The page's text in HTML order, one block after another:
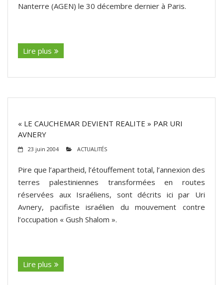
Nanterre (AGEN) le 30 décembre dernier à Paris.
Lire plus
« LE CAUCHEMAR DEVIENT REALITE » PAR URI
AVNERY
23 juin 2004 ACTUALITÉS
Pire que l’apartheid, l’étouffement total, l’annexion des
terres palestiniennes transformées en routes
réservées aux Israéliens, sont décrits ici par Uri
Avnery, pacifiste israélien du mouvement contre
l’occupation « Gush Shalom ».
Lire plus